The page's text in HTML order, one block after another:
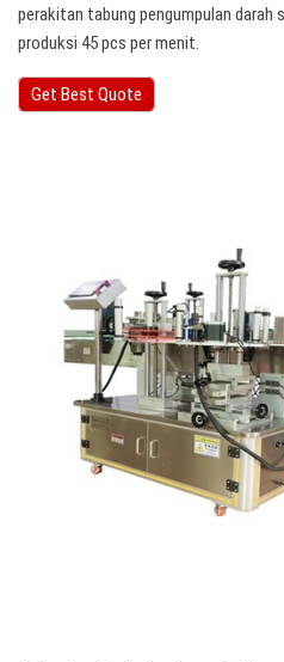
perakitan tabung pengumpulan
produksi 45 pcs per menit.
Get Best Quote